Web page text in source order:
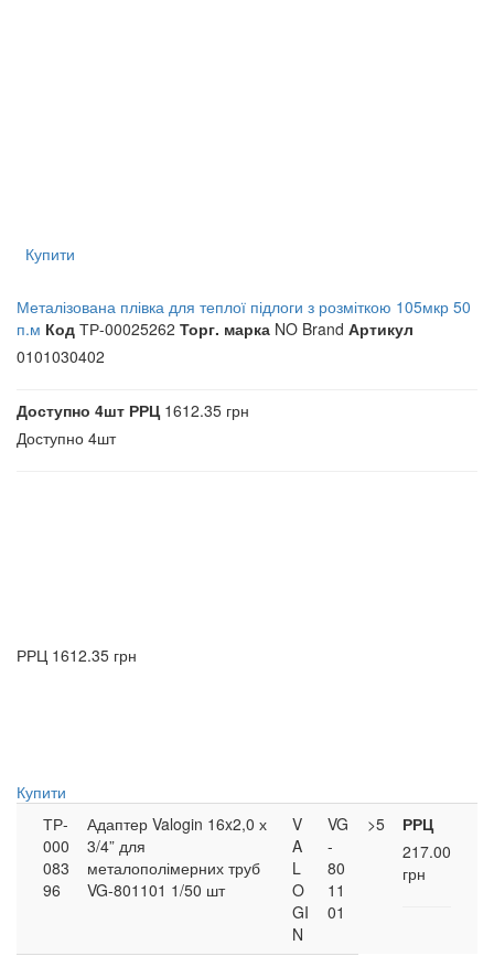
Купити
Металізована плівка для теплої підлоги з розміткою 105мкр 50
п.м Код ТР-00025262 Торг. марка NO Brand Артикул
0101030402
Доступно 4шт РРЦ1612.35 грн
Доступно 4шт
РРЦ 1612.35 грн
Купити
ТР-
000
083
96
Адаптер Valogin 16x2,0 х
3/4” для
металополімерних труб
VG-801101 1/50 шт
V
A
L
O
GI
N
VG
-
80
11
01
>5
РРЦ
217.00
грн